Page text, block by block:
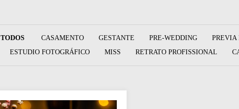
TODOS CASAMENTO GESTANTE PRE-WEDDING PREVIA
ESTUDIO FOTOGRÁFICO
MISS RETRATO PROFISSIONAL